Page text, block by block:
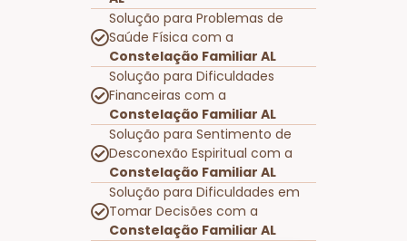
Solução para Problemas de
Saúde Física com a
Constelação Familiar AL
Solução para Dificuldades
Financeiras com a
Constelação Familiar AL
Solução para Sentimento de
Desconexão Espiritual com a
Constelação Familiar AL
Solução para Dificuldades em
Tomar Decisões com a
Constelação Familiar AL